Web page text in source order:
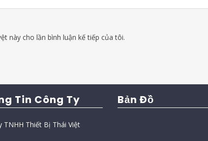
này cho lần bình luận kế tiếp của tôi.
Tin Công Ty
TNHH Thiết Bị Thái Việt
Bản Đồ